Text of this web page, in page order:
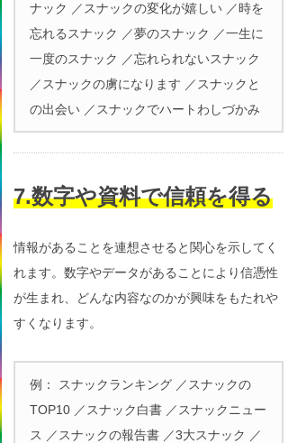
ナック ／スナックの変化が嬉しい ／時を
忘れるスナック ／夢のスナック ／一生に
一度のスナック ／忘れられないスナック
／スナックの虜になります ／スナックと
の出会い ／スナックでハートわしづかみ
7.数字や資料で信頼を得る
情報があることを連想させると関心を示してく
れます。数字やデータがあることにより信憑性
が生まれ、どんな内容なのかが興味をもたれや
すくなります。
例： スナックランキング ／スナックの
TOP10 ／スナック白書 ／スナックニュー
ス ／スナックの報告書 ／3大スナック ／